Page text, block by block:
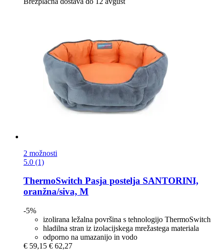
2 možnosti
5.0 (1)
ThermoSwitch Pasja postelja SANTORINI,
oranžna/siva, M
-5%
izolirana ležalna površina s tehnologijo ThermoSwitch
hladilna stran iz izolacijskega mrežastega materiala
odporno na umazanijo in vodo
€ 59,15 € 62,27